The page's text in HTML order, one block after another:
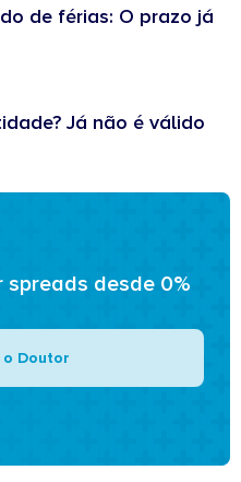
de férias: O prazo já
Já não é válido
desde 0%
Doutor